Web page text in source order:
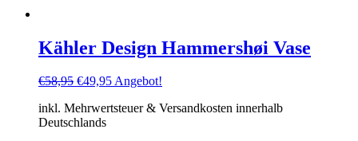
Kähler Design Hammershøi Vase
€58,95 Ursprünglicher
war:
€58,95
€49,95Aktueller
ist:
Angebot!
inkl. Mehrwertsteuer & Versandkosten innerhalb
Deutschlands